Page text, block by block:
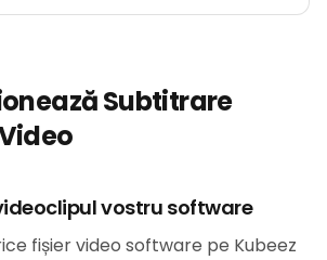
Subtitrare
vostru software
fișier video software pe Kubeez